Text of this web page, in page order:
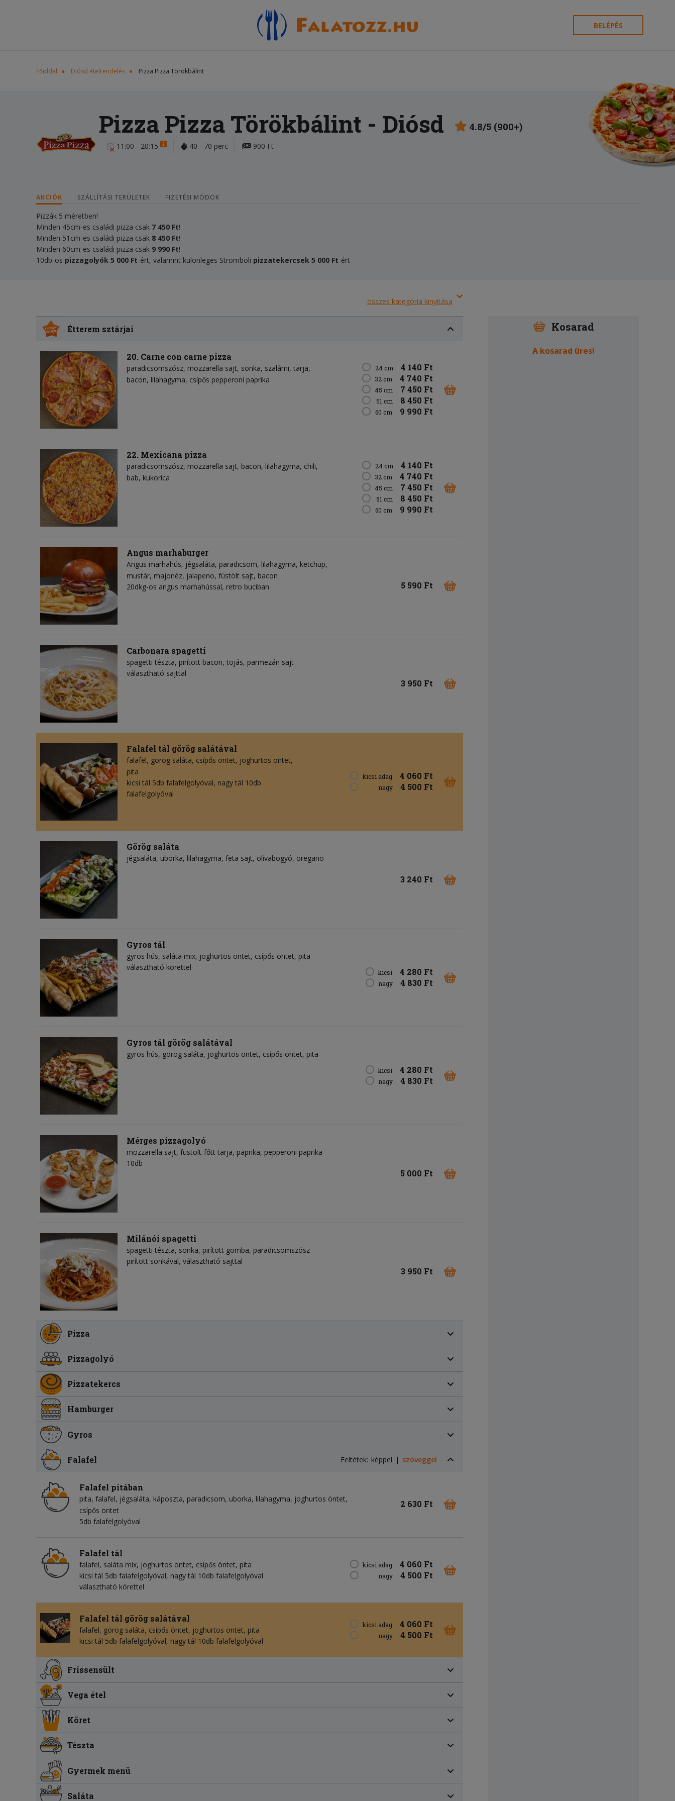
BELÉPÉS
Főoldal Diósd ételrendelés Pizza Pizza Törökbálint
Pizza Pizza Törökbálint - Diósd 4.8/5 (900+)
11:00 - 20:15 40 - 70 perc 900 Ft
AKCIÓK SZÁLLÍTÁSI TERÜLETEK FIZETÉSI MÓDOK
Pizzák 5 méretben!
Minden 45cm-es családi pizza csak 7 450 Ft!
Minden 51cm-es családi pizza csak 8 450 Ft!
Minden 60cm-es családi pizza csak 9 990 Ft!
10db-os pizzagolyók 5 000 Ft-ért, valamint különleges Stromboli pizzatekercsek 5 000 Ft-ért
összes kategória kinyitása
Étterem sztárjai
20. Carne con carne pizza
paradicsomszósz mozzarella sajt sonka szalámi tarja
bacon lilahagyma csípős pepperoni paprika
24 cm 4 140 Ft
32 cm 4 740 Ft
45 cm 7 450 Ft
51 cm 8 450 Ft
60 cm 9 990 Ft
22. Mexicana pizza
paradicsomszósz mozzarella sajt bacon lilahagyma chili
bab kukorica
24 cm 4 140 Ft
32 cm 4 740 Ft
45 cm 7 450 Ft
51 cm 8 450 Ft
60 cm 9 990 Ft
Angus marhaburger
Angus marhahús jégsaláta paradicsom lilahagyma ketchup
mustár majonéz jalapeno füstölt sajt bacon
20dkg-os angus marhahússal, retro buciban
5 590 Ft
Carbonara spagetti
spagetti tészta pirított bacon tojás parmezán sajt
választható sajttal
3 950 Ft
Falafel tál görög salátával
falafel görög saláta csípős öntet joghurtos öntet
pita
kicsi tál 5db falafelgolyóval, nagy tál 10db
falafelgolyóval
kicsi adag 4 060 Ft
nagy 4 500 Ft
Görög saláta
jégsaláta uborka lilahagyma feta sajt olívabogyó oregano
3 240 Ft
Gyros tál
gyros hús saláta mix joghurtos öntet csípős öntet pita
választható körettel
kicsi 4 280 Ft
nagy 4 830 Ft
Gyros tál görög salátával
gyros hús görög saláta joghurtos öntet csípős öntet pita
kicsi 4 280 Ft
nagy 4 830 Ft
Mérges pizzagolyó
mozzarella sajt füstölt-főtt tarja paprika pepperoni paprika
10db
5 000 Ft
Milánói spagetti
spagetti tészta sonka pirított gomba paradicsomszósz
pirított sonkával, választható sajttal
3 950 Ft
Pizza
Pizzagolyó
Pizzatekercs
Hamburger
Gyros
Falafel Feltétek: képpel szöveggel
Falafel pitában
pita falafel jégsaláta káposzta paradicsom uborka lilahagyma joghurtos öntet
csípős öntet
5db falafelgolyóval
2 630 Ft
Falafel tál
falafel saláta mix joghurtos öntet csípős öntet pita
kicsi tál 5db falafelgolyóval, nagy tál 10db falafelgolyóval
választható körettel
kicsi adag 4 060 Ft
nagy 4 500 Ft
Falafel tál görög salátával
falafel görög saláta csípős öntet joghurtos öntet pita
kicsi tál 5db falafelgolyóval, nagy tál 10db falafelgolyóval
kicsi adag 4 060 Ft
nagy 4 500 Ft
Frissensült
Vega étel
Köret
Tészta
Gyermek menü
Saláta
Kosarad
A kosarad üres!